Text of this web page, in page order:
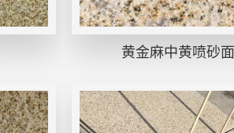
黄金麻中黄喷砂面